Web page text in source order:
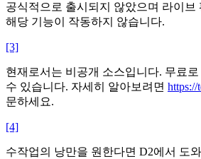
공식적으로 출시되지 않았으며 라이브
해당 기능이 작동하지 않습니다.
[3]
현재로서는 비공개 소스입니다. 무료
수 있습니다. 자세히 알아보려면 https://
문하세요.
[4]
수작업의 ​​낭만을 원한다면 D2에서 도